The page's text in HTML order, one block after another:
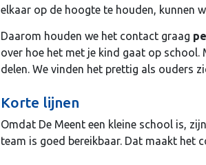
elkaar op de hoogte te houden, kunnen
Daarom houden we het contact graag
over hoe het met je kind gaat op
delen. We vinden het prettig als ouders
Korte lijnen
Omdat De Meent een kleine school is,
team is goed bereikbaar. Dat maakt het